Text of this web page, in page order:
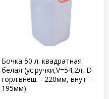
Бочка 50 л. квадратная
белая (ус.ручки,V=54,2л, D
горл.внеш. - 220мм, внут -
195мм)